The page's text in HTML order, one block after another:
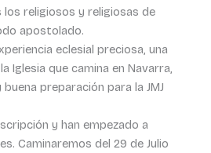
religiosos y religiosas de
apostolado.
eclesial preciosa, una
Iglesia que camina en Navarra,
preparación para la JMJ
y han empezado a
Caminaremos del 29 de Julio